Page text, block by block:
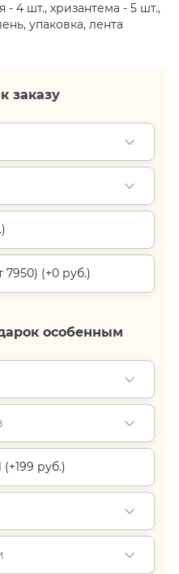
- 4 шт., хризантема - 5 шт.,
упаковка, лента
заказу
)
7950) (+0 руб.)
особенным
(+199 руб.)